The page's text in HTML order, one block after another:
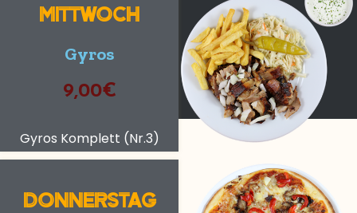
MITTWOCH
Gyros
9,00€
Gyros Komplett (Nr.3)
DONNERSTAG